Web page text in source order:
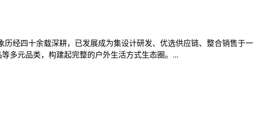
经四十余载深耕，已发展成为集设计研发、优选供应链、整合销售于一
多元品类，构建起完整的户外生活方式生态圈。...